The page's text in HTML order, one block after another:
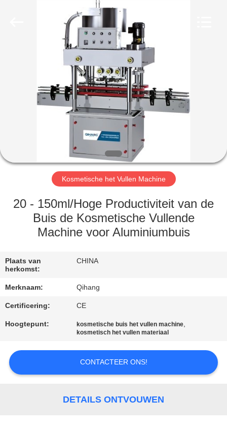
PRODUCTEN
ONGEVEER
FABRIEKSREIS
KWALITEITSCONTROLE
CONTACTEER
GEVALLEN
OM
EEN
Kosmetische het Vullen Machine
20 - 150ml/Hoge Productiviteit van de
Buis de Kosmetische Vullende
Machine voor Aluminiumbuis
Plaats van
herkomst:
CHINA
Merknaam: Qihang
Certificering: CE
Hoogtepunt: kosmetische buis het vullen machine,
kosmetisch het vullen materiaal
CONTACTEER ONS!
DETAILS ONTVOUWEN